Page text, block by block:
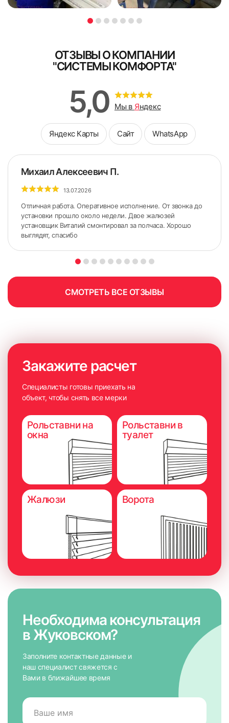
ОТЗЫВЫ О КОМПАНИИ
"СИСТЕМЫ КОМФОРТА"
5,0 Мы в Яндекс
Яндекс Карты Сайт WhatsApp
Михаил Алексеевич П.
13.07.2026
Отличная работа. Оперативное исполнение. От звонка до
установки прошло около недели. Двое жалюзей
установщик Виталий смонтировал за полчаса. Хорошо
выглядят, спасибо
СМОТРЕТЬ ВСЕ ОТЗЫВЫ
Закажите расчет
Специалисты готовы приехать на
объект, чтобы снять все мерки
Рольставни на
окна
Рольставни в
туалет
Жалюзи Ворота
Необходима консультация
в Жуковском?
Заполните контактные данные и
наш специалист свяжется с
Вами в ближайшее время